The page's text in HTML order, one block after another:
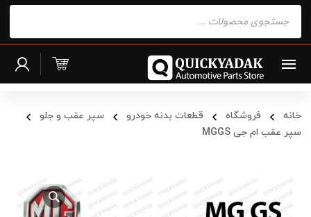
search
خانه فروشگاه قطعات بدنه خودرو
سپر عقب و جلو
سپر عقب ام جی MGGS